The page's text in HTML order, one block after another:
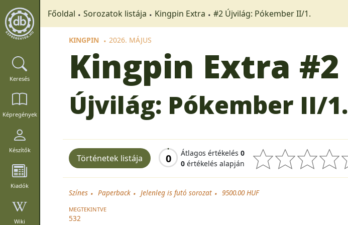
Keresés
Képregények
Készítők
Kiadók
Wiki
Főoldal Sorozatok listája Kingpin Extra #2 Újvilág: Pókember II/1.
KINGPIN 2026. MÁJUS
Kingpin Extra #2
Újvilág: Pókember II/1.
Történetek listája 0 Átlagos értékelés 0
0 értékelés alapján
Színes Paperback Jelenleg is futó sorozat 9500.00 HUF
MEGTEKINTVE
532